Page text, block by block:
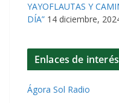
YAYOFLAUTAS Y
DÍA” 14 diciembre,
Enlaces de interés
Ágora Sol Radio